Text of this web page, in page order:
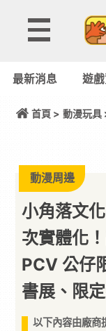
最新消息 遊
首頁 > 動漫玩具
動漫周邊
小角落文
次實體化
PCV 公仔
書展、限
以下內容由廠商